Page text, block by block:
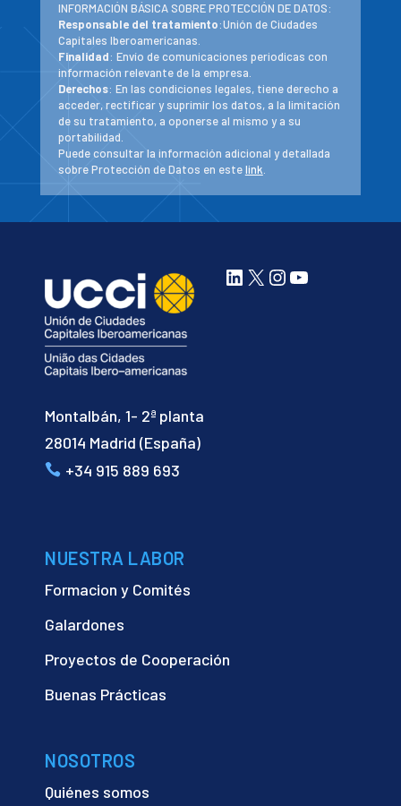
INFORMACIÓN BÁSICA SOBRE PROTECCIÓN DE DATOS:
Responsable del tratamiento:Unión de Ciudades
Capitales Iberoamericanas.
Finalidad: Envío de comunicaciones periodicas con
información relevante de la empresa.
Derechos: En las condiciones legales, tiene derecho a
acceder, rectificar y suprimir los datos, a la limitación
de su tratamiento, a oponerse al mismo y a su
portabilidad.
Puede consultar la información adicional y detallada
sobre Protección de Datos en estelink
Montalbán, 1- 2ª planta
28014 Madrid (España)
+34 915 889 693
LinkedIn
X Instagram
YouTube
NUESTRA LABOR
Formacion y Comités
Galardones
Proyectos de Cooperación
Buenas Prácticas
NOSOTROS
Quiénes somos